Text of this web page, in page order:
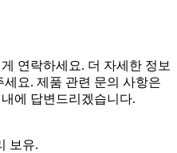
연락하세요. 더 자세한 정보
요. 제품 관련 문의 사항은
에 답변드리겠습니다.
보유.